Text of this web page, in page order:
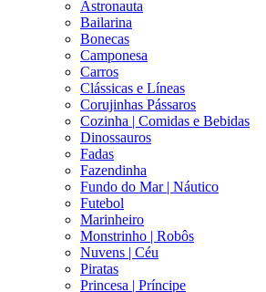
Astronauta
Bailarina
Bonecas
Camponesa
Carros
Clássicas e Líneas
Corujinhas Pássaros
Cozinha | Comidas e Bebidas
Dinossauros
Fadas
Fazendinha
Fundo do Mar | Náutico
Futebol
Marinheiro
Monstrinho | Robôs
Nuvens | Céu
Piratas
Princesa | Príncipe